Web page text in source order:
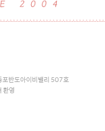
반도아이비밸리 507호
영